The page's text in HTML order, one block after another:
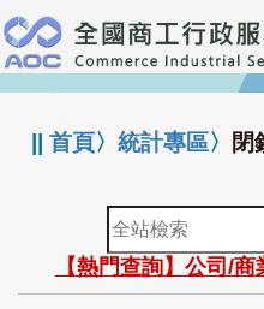
跳
到
主
要
:::
||首頁〉統計專區〉 閉
全
站
檢
索
【熱門查詢】公司/